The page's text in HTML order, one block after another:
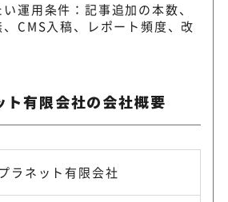
運用条件：記事追加の本数、
CMS入稿、レポート頻度、改
ト有限会社の会社概要
ラネット有限会社